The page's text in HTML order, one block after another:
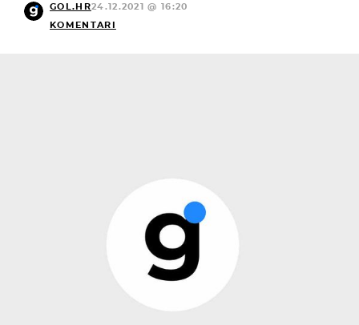
GOL.HR24.12.2021 @ 16:20
KOMENTARI